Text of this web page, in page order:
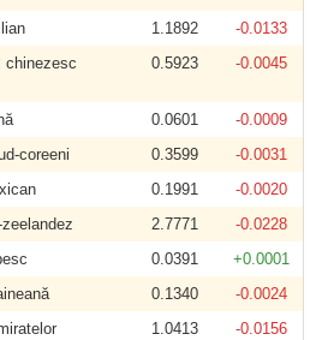
1.1892
-0.0133
chinezesc
0.5923 -0.0045
0.0601
-0.0009
coreeni 0.3599
-0.0031
0.1991
-0.0020
2.7771
-0.0228
0.0391
+0.0001
0.1340
-0.0024
1.0413 -0.0156